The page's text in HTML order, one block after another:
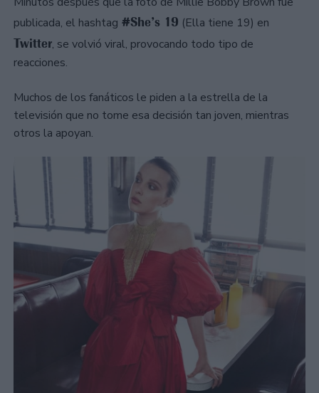
publicada, el hashtag #She’s 19 (Ella tiene 19) en
Twitter, se volvió viral, provocando todo tipo de
reacciones.
Muchos de los fanáticos le piden a la estrella de la
televisión que no tome esa decisión tan joven, mientras
otros la apoyan.